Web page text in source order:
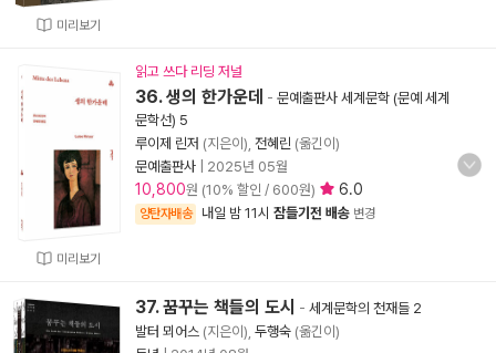
미리보기
미리보기
읽고 쓰다 리딩 저널
36. 생의 한가운데 - 문예출판사 세계문학 (문예 세계
문학선) 5
루이제 린저 (지은이), 전혜린 (옮긴이)
문예출판사
2025년 05월
10,800원 (10% 할인 / 600원) 6.0
양탄자배송 내일 밤 11시 잠들기전 배송 변경
37. 꿈꾸는 책들의 도시 - 세계문학의 천재들 2
발터 뫼어스 (지은이), 두행숙 (옮긴이)